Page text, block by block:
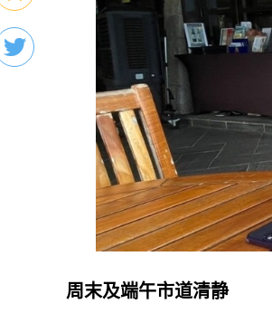
周末及端午市道清静